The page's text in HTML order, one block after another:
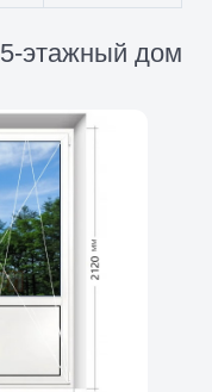
этажный дом